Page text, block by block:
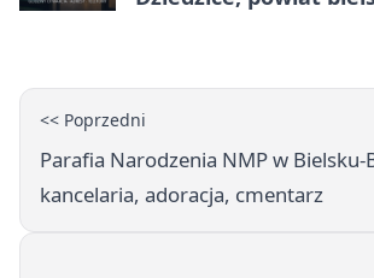
<< Poprzedni
Parafia Narodzenia NMP w Bielsku-
kancelaria, adoracja, cmentarz